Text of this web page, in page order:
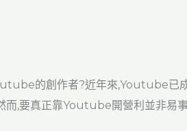
的創作者?近年來,Youtube已
而,要真正靠Youtube開營利並非易